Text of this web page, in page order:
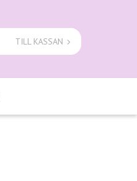
TILL KASSAN